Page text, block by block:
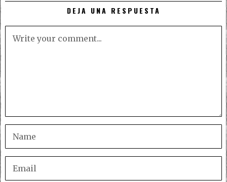
DEJA UNA RESPUESTA